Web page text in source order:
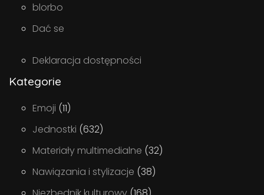
blorbo
Dać se
Deklaracja dostępności
Kategorie
Emoji (11)
Jednostki (632)
Materiały multimedialne (32)
Nawiązania i stylizacje (38)